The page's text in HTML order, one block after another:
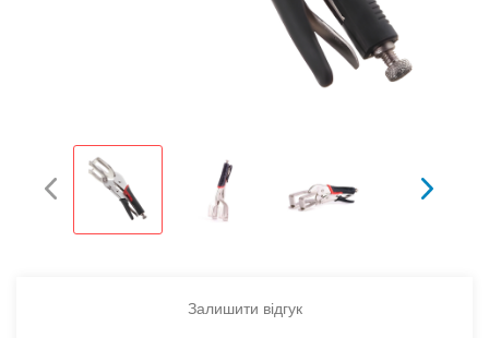
Залишити відгук